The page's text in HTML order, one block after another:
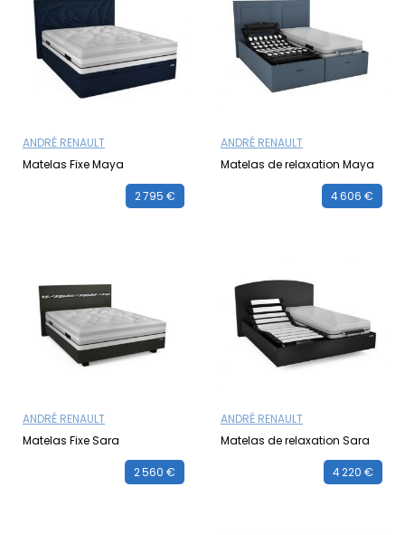
ANDRÉ RENAULT
Matelas Fixe Maya
2 795 €
ANDRÉ RENAULT
Matelas de relaxation Maya
4 606 €
ANDRÉ RENAULT
Matelas Fixe Sara
2 560 €
ANDRÉ RENAULT
Matelas de relaxation Sara
4 220 €